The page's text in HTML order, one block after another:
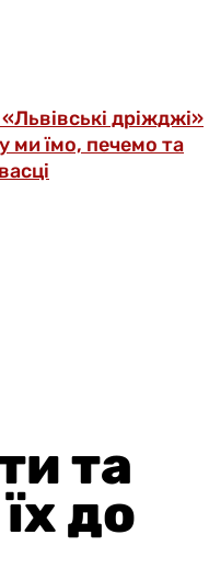
дріжджі»
ми їмо, печемо та
та
до